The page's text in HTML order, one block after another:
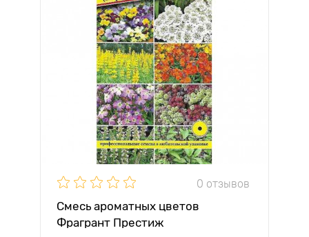
0 отзывов
Смесь ароматных цветов
Фрагрант Престиж